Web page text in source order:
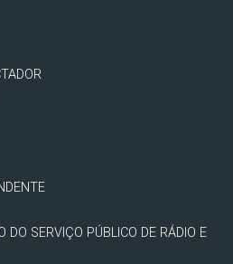
DO SERVIÇO PÚBLICO DE RÁDIO E